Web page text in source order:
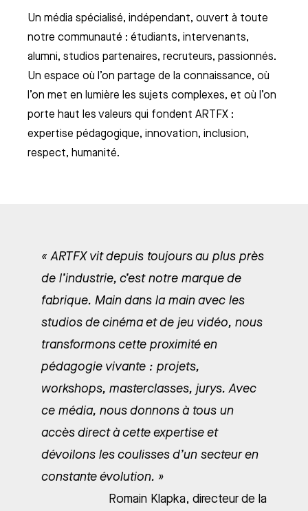
Un média spécialisé, indépendant, ouvert à toute
notre communauté : étudiants, intervenants,
alumni, studios partenaires, recruteurs, passionnés.
Un espace où l’on partage de la connaissance, où
l’on met en lumière les sujets complexes, et où l’on
porte haut les valeurs qui fondent ARTFX :
expertise pédagogique, innovation, inclusion,
respect, humanité.
« ARTFX vit depuis toujours au plus près
de l’industrie, c’est notre marque de
fabrique. Main dans la main avec les
studios de cinéma et de jeu vidéo, nous
transformons cette proximité en
pédagogie vivante : projets,
workshops, masterclasses, jurys. Avec
ce média, nous donnons à tous un
accès direct à cette expertise et
dévoilons les coulisses d’un secteur en
constante évolution. »
Romain Klapka, directeur de la